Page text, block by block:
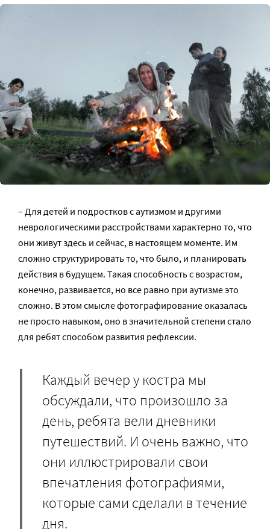
– Для детей и подростков с аутизмом и другими
неврологическими расстройствами характерно то, что
они живут здесь и сейчас, в настоящем моменте. Им
сложно структурировать то, что было, и планировать
действия в будущем. Такая способность с возрастом,
конечно, развивается, но все равно при аутизме это
сложно. В этом смысле фотографирование оказалась
не просто навыком, оно в значительной степени стало
для ребят способом развития рефлексии.
Каждый вечер у костра мы
обсуждали, что произошло за
день, ребята вели дневники
путешествий. И очень важно, что
они иллюстрировали свои
впечатления фотографиями,
которые сами сделали в течение
дня.